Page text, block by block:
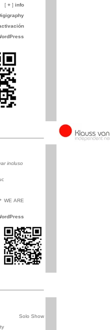
[ + ] info
incluso
WE ARE
Solo Show